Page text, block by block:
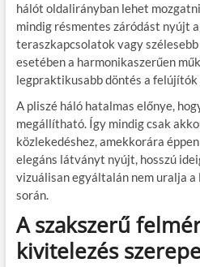
hálót oldalirányban lehet
mindig résmentes záródást nyújt
teraszkapcsolatok vagy
esetében a harmonikaszerűen
legpraktikusabb döntés a felújítók
A pliszé háló hatalmas előnye,
megállítható. Így mindig csak
közlekedéshez, amekkorára
elegáns látványt nyújt, hosszú
vizuálisan egyáltalán nem uralja
során.
A szakszerű
kivitelezés